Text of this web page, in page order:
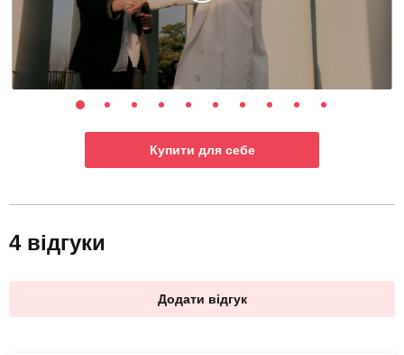
Купити для себе
4 відгуки
Додати відгук